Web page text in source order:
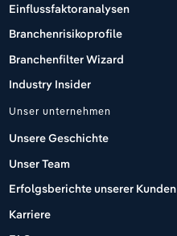
Einflussfaktoranalysen
Branchenrisikoprofile
Branchenfilter Wizard
Industry Insider
Unser unternehmen
Unsere Geschichte
Unser Team
Erfolgsberichte unserer Kunden
Karriere